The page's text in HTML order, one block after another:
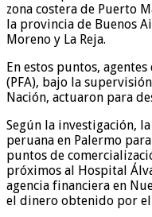
zona costera de Puerto
la provincia de Buenos
Moreno y La Reja.
En estos puntos,
(PFA), bajo la
Nación, actuaron para
Según la investigación,
peruana en Palermo
puntos de
próximos al Hospital
agencia financiera en
el dinero obtenido por el